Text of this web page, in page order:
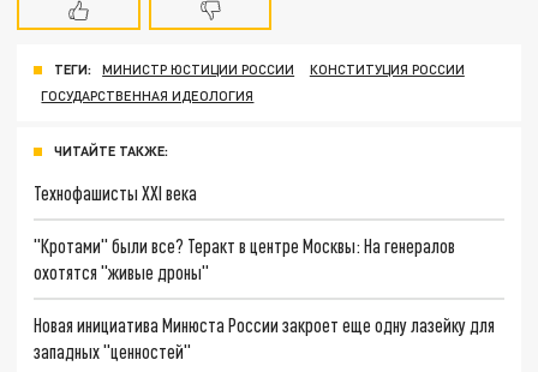
ТЕГИ: МИНИСТР ЮСТИЦИИ РОССИИ
КОНСТИТУЦИЯ РОССИИ
ГОСУДАРСТВЕННАЯ ИДЕОЛОГИЯ
ЧИТАЙТЕ ТАКЖЕ:
Технофашисты XXI века
"Кротами" были все? Теракт в центре Москвы: На генералов
охотятся "живые дроны"
Новая инициатива Минюста России закроет еще одну лазейку для
западных "ценностей"